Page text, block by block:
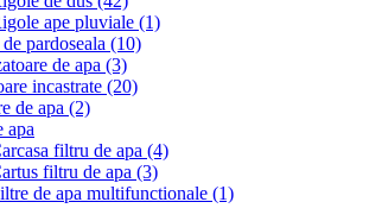
ape pluviale (1)
pardoseala (10)
de apa (3)
incastrate (20)
de apa (2)
apa
filtru de apa (4)
filtru de apa (3)
de apa multifunctionale (1)